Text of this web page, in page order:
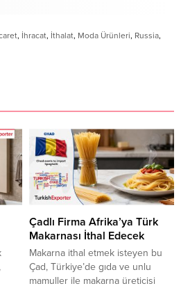
, İhracat, İthalat, Moda Ürünleri, Russia,
Çadlı Firma Afrika’ya Türk
Makarnası İthal Edecek
Makarna ithal etmek isteyen bu
Çad, Türkiye’de gıda ve unlu
mamuller ile makarna üreticisi